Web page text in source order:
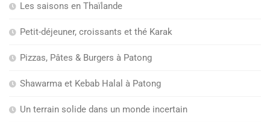
Les saisons en Thaïlande
Petit-déjeuner, croissants et thé Karak
Pizzas, Pâtes & Burgers à Patong
Shawarma et Kebab Halal à Patong
Un terrain solide dans un monde incertain